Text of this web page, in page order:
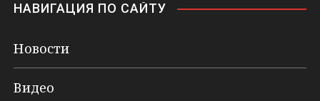
НАВИГАЦИЯ ПО САЙТУ
Новости
Видео